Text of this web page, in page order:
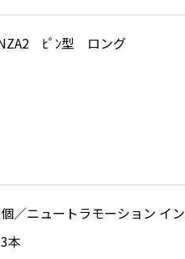
ﾋﾟﾝ型 ロング
／ニュートラモーション イ
本